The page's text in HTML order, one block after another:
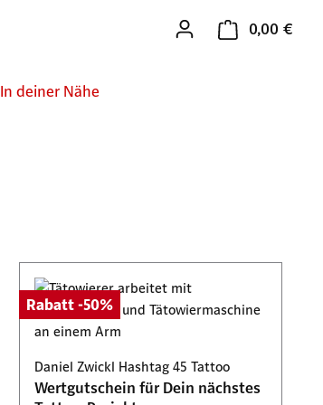
0,00 €
In deiner Nähe
Rabatt -50%
Daniel Zwickl Hashtag 45 Tattoo
Wertgutschein für Dein nächstes